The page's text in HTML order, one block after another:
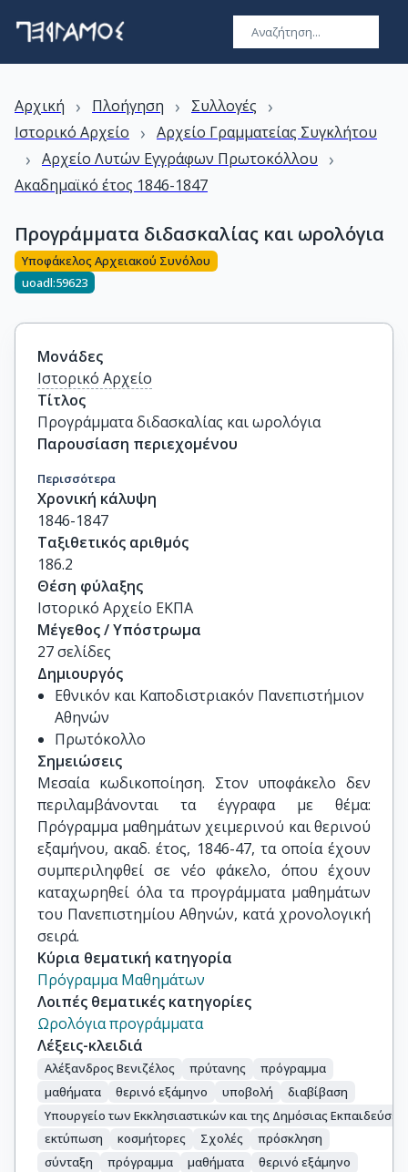
Αρχική › Πλοήγηση › Συλλογές ›
Ιστορικό Αρχείο › Αρχείο Γραμματείας Συγκλήτου
› Αρχείο Λυτών Εγγράφων Πρωτοκόλλου ›
Ακαδημαϊκό έτος 1846-1847
Προγράμματα διδασκαλίας και ωρολόγια
Υποφάκελος Αρχειακού Συνόλου
uoadl:59623
Μονάδες
Ιστορικό Αρχείο
Τίτλος
Προγράμματα διδασκαλίας και ωρολόγια
Παρουσίαση περιεχομένου
Περισσότερα
Χρονική κάλυψη
1846-1847
Ταξιθετικός αριθμός
186.2
Θέση φύλαξης
Ιστορικό Αρχείο ΕΚΠΑ
Μέγεθος / Υπόστρωμα
27 σελίδες
Δημιουργός
Εθνικόν και Καποδιστριακόν Πανεπιστήμιον
Αθηνών
Πρωτόκολλο
Σημειώσεις
Μεσαία κωδικοποίηση. Στον υποφάκελο δεν
περιλαμβάνονται τα έγγραφα με θέμα:
Πρόγραμμα μαθημάτων χειμερινού και θερινού
εξαμήνου, ακαδ. έτος, 1846-47, τα οποία έχουν
συμπεριληφθεί σε νέο φάκελο, όπου έχουν
καταχωρηθεί όλα τα προγράμματα μαθημάτων
του Πανεπιστημίου Αθηνών, κατά χρονολογική
σειρά.
Κύρια θεματική κατηγορία
Πρόγραμμα Μαθημάτων
Λοιπές θεματικές κατηγορίες
Ωρολόγια προγράμματα
Λέξεις-κλειδιά
Αλέξανδρος Βενιζέλος πρύτανης
πρόγραμμα
μαθήματα
θερινό εξάμηνο υποβολή
διαβίβαση
Υπουργείο των Εκκλησιαστικών και της Δημόσιας
εκτύπωση
κοσμήτορες Σχολές
πρόσκληση
σύνταξη
πρόγραμμα μαθήματα
θερινό εξάμηνο